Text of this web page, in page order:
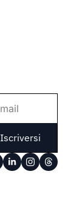
Iscriversi